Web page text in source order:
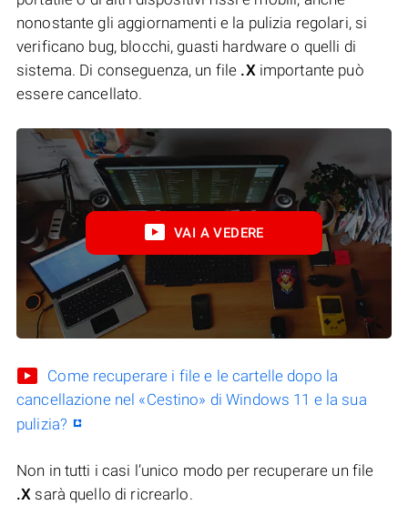
nonostante gli aggiornamenti e la pulizia regolari, si
verificano bug, blocchi, guasti hardware o quelli di
sistema. Di conseguenza, un file .X importante può
essere cancellato.
VAI A VEDERE
Come recuperare i file e le cartelle dopo la
cancellazione nel «Cestino» di Windows 11 e la sua
pulizia?
Non in tutti i casi l’unico modo per recuperare un file
.X sarà quello di ricrearlo.